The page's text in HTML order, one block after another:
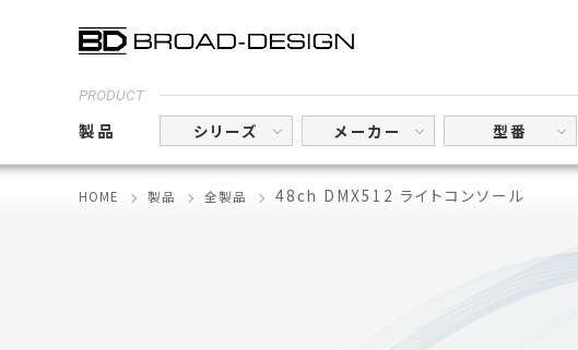
PRODUCT
製品 シリーズ メーカー 型番
HOME 製品 全製品 48ch DMX512 ライトコンソール